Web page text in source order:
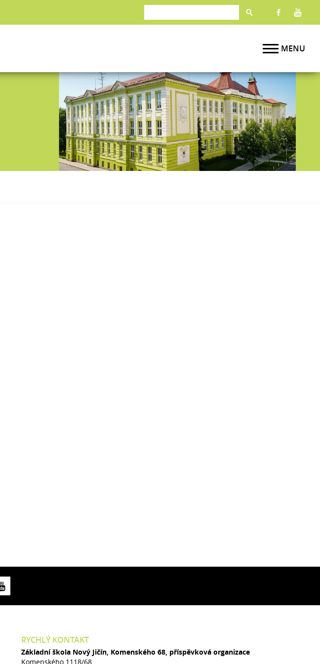
RYCHLÝ KONTAKT
Základní škola Nový Jičín, Komenského 68, příspěvková organizace
Komenského 1118/68